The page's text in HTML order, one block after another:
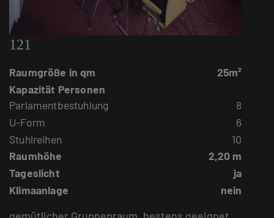
121
Raumgröße in qm
25m²
Kapazität Personen
Parlamentbestuhlung
8
U-Form
6
Stuhlreihen
10
Raumhöhe
2,20 m
Tageslicht
ja
Klimaanlage
nein